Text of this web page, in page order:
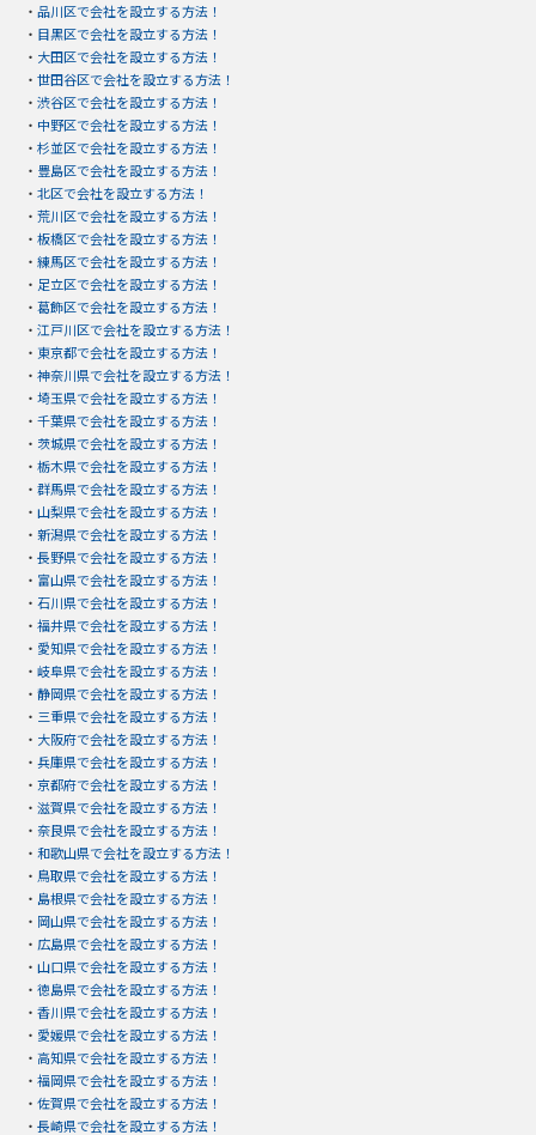
・ 品川区で会社を設立する方法！
・ 目黒区で会社を設立する方法！
・ 大田区で会社を設立する方法！
・ 世田谷区で会社を設立する方法！
・ 渋谷区で会社を設立する方法！
・ 中野区で会社を設立する方法！
・ 杉並区で会社を設立する方法！
・ 豊島区で会社を設立する方法！
・ 北区で会社を設立する方法！
・ 荒川区で会社を設立する方法！
・ 板橋区で会社を設立する方法！
・ 練馬区で会社を設立する方法！
・ 足立区で会社を設立する方法！
・ 葛飾区で会社を設立する方法！
・ 江戸川区で会社を設立する方法！
・ 東京都で会社を設立する方法！
・ 神奈川県で会社を設立する方法！
・ 埼玉県で会社を設立する方法！
・ 千葉県で会社を設立する方法！
・ 茨城県で会社を設立する方法！
・ 栃木県で会社を設立する方法！
・ 群馬県で会社を設立する方法！
・ 山梨県で会社を設立する方法！
・ 新潟県で会社を設立する方法！
・ 長野県で会社を設立する方法！
・ 富山県で会社を設立する方法！
・ 石川県で会社を設立する方法！
・ 福井県で会社を設立する方法！
・ 愛知県で会社を設立する方法！
・ 岐阜県で会社を設立する方法！
・ 静岡県で会社を設立する方法！
・ 三重県で会社を設立する方法！
・ 大阪府で会社を設立する方法！
・ 兵庫県で会社を設立する方法！
・ 京都府で会社を設立する方法！
・ 滋賀県で会社を設立する方法！
・ 奈良県で会社を設立する方法！
・ 和歌山県で会社を設立する方法！
・ 鳥取県で会社を設立する方法！
・ 島根県で会社を設立する方法！
・ 岡山県で会社を設立する方法！
・ 広島県で会社を設立する方法！
・ 山口県で会社を設立する方法！
・ 徳島県で会社を設立する方法！
・ 香川県で会社を設立する方法！
・ 愛媛県で会社を設立する方法！
・ 高知県で会社を設立する方法！
・ 福岡県で会社を設立する方法！
・ 佐賀県で会社を設立する方法！
・ 長崎県で会社を設立する方法！